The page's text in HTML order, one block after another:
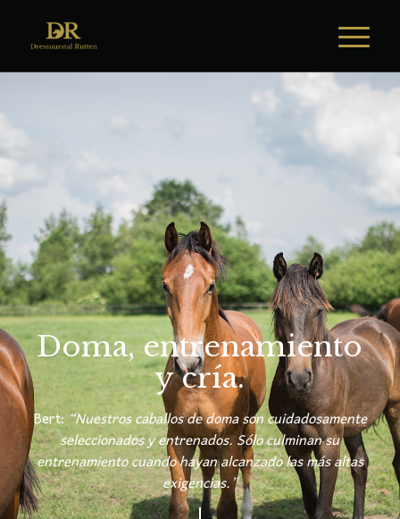
Doma, entrenamiento
y cría.
Bert:“Nuestros caballos de doma son cuidadosamente
seleccionados y entrenados. Sólo culminan su
entrenamiento cuando hayan alcanzado las más altas
exigencias.”